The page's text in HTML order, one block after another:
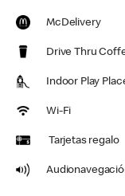
McDelivery
Drive Thru
Indoor Play
Wi-Fi
Tarjetas regalo